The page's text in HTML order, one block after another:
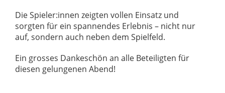
Die Spieler:innen zeigten vollen Einsatz und
sorgten für ein spannendes Erlebnis – nicht nur
auf, sondern auch neben dem Spielfeld.
Ein grosses Dankeschön an alle Beteiligten für
diesen gelungenen Abend!